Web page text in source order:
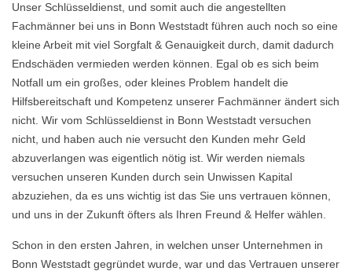
Unser Schlüsseldienst, und somit auch die angestellten
Fachmänner bei uns in Bonn Weststadt führen auch noch so eine
kleine Arbeit mit viel Sorgfalt & Genauigkeit durch, damit dadurch
Endschäden vermieden werden können. Egal ob es sich beim
Notfall um ein großes, oder kleines Problem handelt die
Hilfsbereitschaft und Kompetenz unserer Fachmänner ändert sich
nicht. Wir vom Schlüsseldienst in Bonn Weststadt versuchen
nicht, und haben auch nie versucht den Kunden mehr Geld
abzuverlangen was eigentlich nötig ist. Wir werden niemals
versuchen unseren Kunden durch sein Unwissen Kapital
abzuziehen, da es uns wichtig ist das Sie uns vertrauen können,
und uns in der Zukunft öfters als Ihren Freund & Helfer wählen.
Schon in den ersten Jahren, in welchen unser Unternehmen in
Bonn Weststadt gegründet wurde, war und das Vertrauen unserer